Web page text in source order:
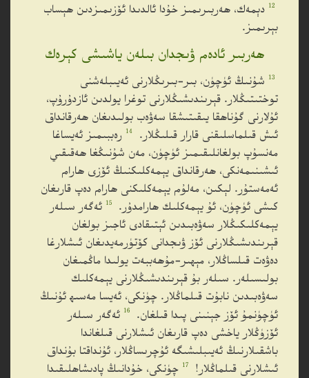
12 دېمەك، ھەربىرىمىز خۇدا ئالدىدا ئۆزىمىزدىن ھېساب
بېرىمىز.
ھەربىر ئادەم ۋىجدان بىلەن ياشىشى كېرەك
13 شۇنىڭ ئۈچۈن، بىر-بىرىڭلارنى ئەيىبلەشنى
توختىتىڭلار. قېرىندىشىڭلارنى توغرا يولدىن ئازدۇرۇپ،
ئۇلارنى گۇناھقا يىقىتىشقا سەۋەب بولىدىغان ھەرقانداق
ئىش قىلماسلىقنى قارار قىلىڭلار.
14 رەببىمىز ئەيساغا
مەنسۇپ بولغانلىقىمىز ئۈچۈن، مەن شۇنىڭغا ھەقىقىي
ئىشىنىمەنكى، ھەرقانداق يېمەكلىكنىڭ ئۆزى ھارام
ئەمەستۇر. لېكىن، مەلۇم يېمەكلىكنى ھارام دەپ قارىغان
كىشى ئۈچۈن، ئۇ يېمەكلىك ھارامدۇر.
15 ئەگەر سىلەر
يېمەكلىكىڭلار سەۋەبىدىن ئېتىقادى ئاجىز بولغان
قېرىندىشىڭلارنى ئۆز ۋىجدانى كۆتۈرمەيدىغان ئىشلارغا
دەۋەت قىلساڭلار، مېھىر-مۇھەببەت يولىدا ماڭمىغان
بولىسىلەر. سىلەر بۇ قېرىندىشىڭلارنى يېمەكلىك
سەۋەبىدىن نابۇت قىلماڭلار. چۈنكى، ئەيسا مەسىھ ئۇنىڭ
ئۈچۈنمۇ ئۆز جېنىنى پىدا قىلغان.
16 ئەگەر سىلەر
ئۆزۈڭلار ياخشى دەپ قارىغان ئىشلارنى قىلغاندا
باشقىلارنىڭ ئەيىبلىشىگە ئۇچرىساڭلار، ئۇنداقتا بۇنداق
ئىشلارنى قىلماڭلار!
17 چۈنكى، خۇدانىڭ پادىشاھلىقىدا